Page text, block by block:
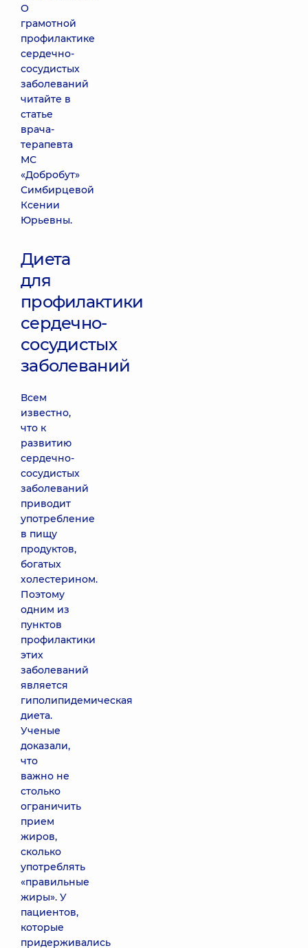
О
грамотной
профилактике
сердечно-
сосудистых
заболеваний
читайте в
статье
врача-
терапевта
МС
«Добробут»
Симбирцевой
Ксении
Юрьевны.
Диета
для
профилактики
сердечно-
сосудистых
заболеваний
Всем
известно,
что к
развитию
сердечно-
сосудистых
заболеваний
приводит
употребление
в пищу
продуктов,
богатых
холестерином.
Поэтому
одним из
пунктов
профилактики
этих
заболеваний
является
гиполипидемическая
диета.
Ученые
доказали,
что
важно не
столько
ограничить
прием
жиров,
сколько
употреблять
«правильные
жиры». У
пациентов,
которые
придерживались